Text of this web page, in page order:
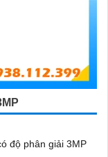
độ phân giải 3MP